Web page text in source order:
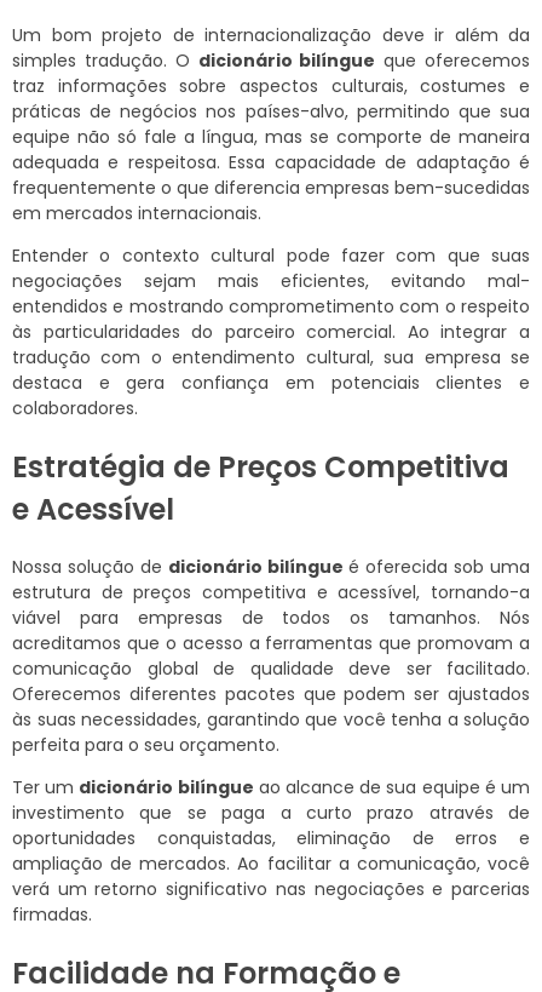
Um bom projeto de internacionalização deve ir além da
simples tradução. O dicionário bilíngue que oferecemos
traz informações sobre aspectos culturais, costumes e
práticas de negócios nos países-alvo, permitindo que sua
equipe não só fale a língua, mas se comporte de maneira
adequada e respeitosa. Essa capacidade de adaptação é
frequentemente o que diferencia empresas bem-sucedidas
em mercados internacionais.
Entender o contexto cultural pode fazer com que suas
negociações sejam mais eficientes, evitando mal-
entendidos e mostrando comprometimento com o respeito
às particularidades do parceiro comercial. Ao integrar a
tradução com o entendimento cultural, sua empresa se
destaca e gera confiança em potenciais clientes e
colaboradores.
Estratégia de Preços Competitiva
e Acessível
Nossa solução de dicionário bilíngue é oferecida sob uma
estrutura de preços competitiva e acessível, tornando-a
viável para empresas de todos os tamanhos. Nós
acreditamos que o acesso a ferramentas que promovam a
comunicação global de qualidade deve ser facilitado.
Oferecemos diferentes pacotes que podem ser ajustados
às suas necessidades, garantindo que você tenha a solução
perfeita para o seu orçamento.
Ter um dicionário bilíngue ao alcance de sua equipe é um
investimento que se paga a curto prazo através de
oportunidades conquistadas, eliminação de erros e
ampliação de mercados. Ao facilitar a comunicação, você
verá um retorno significativo nas negociações e parcerias
firmadas.
Facilidade na Formação e